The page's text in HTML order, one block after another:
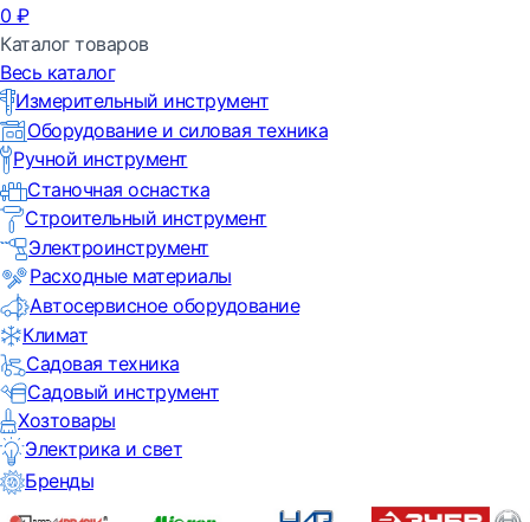
0 ₽
Каталог товаров
Весь каталог
Измерительный инструмент
Оборудование и силовая техника
Ручной инструмент
Станочная оснастка
Строительный инструмент
Электроинструмент
Расходные материалы
Автосервисное оборудование
Климат
Садовая техника
Садовый инструмент
Хозтовары
Электрика и свет
Бренды